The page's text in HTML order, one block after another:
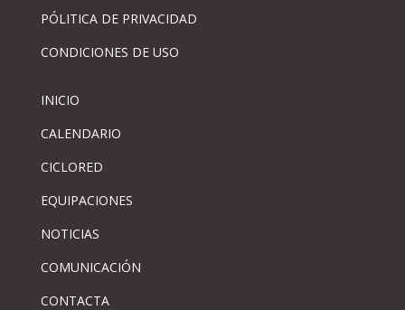
PÓLITICA DE PRIVACIDAD
CONDICIONES DE USO
INICIO
CALENDARIO
CICLORED
EQUIPACIONES
NOTICIAS
COMUNICACIÓN
CONTACTA